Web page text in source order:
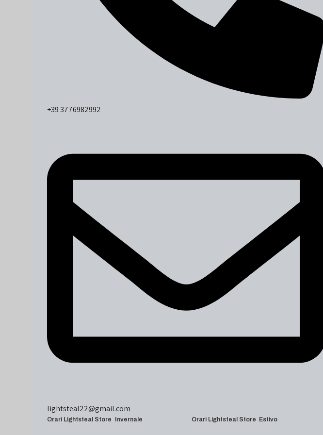
+39 3776982992
lightsteal22@gmail.com
Orari Lightsteal Store Invernale Orari Lightsteal Store Estivo